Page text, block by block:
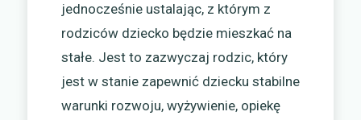
jednocześnie ustalając, z którym z
rodziców dziecko będzie mieszkać na
stałe. Jest to zazwyczaj rodzic, który
jest w stanie zapewnić dziecku stabilne
warunki rozwoju, wyżywienie, opiekę